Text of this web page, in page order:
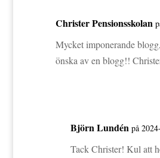
Christer Pensionsskolan
Mycket imponerande
önska av en blogg!!
Björn Lundén på
Tack Christer! Kul att